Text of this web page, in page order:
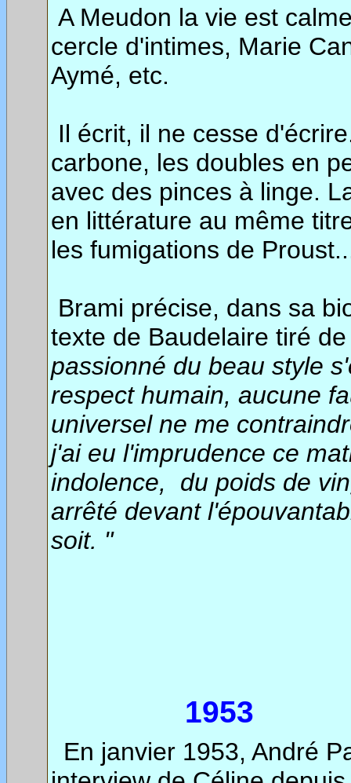
A Meudon la vie est
cercle d'intimes, Marie
Aymé, etc.
Il écrit, il ne cesse
carbone, les doubles en
avec des pinces à linge.
en littérature au même
les fumigations de
Brami précise, dans sa
texte de Baudelaire tiré
passionné du beau style
respect humain, aucune
universel ne me
j'ai eu l'imprudence ce
indolence, du poids de
arrêté devant
soit. "
1953
En janvier 1953, André